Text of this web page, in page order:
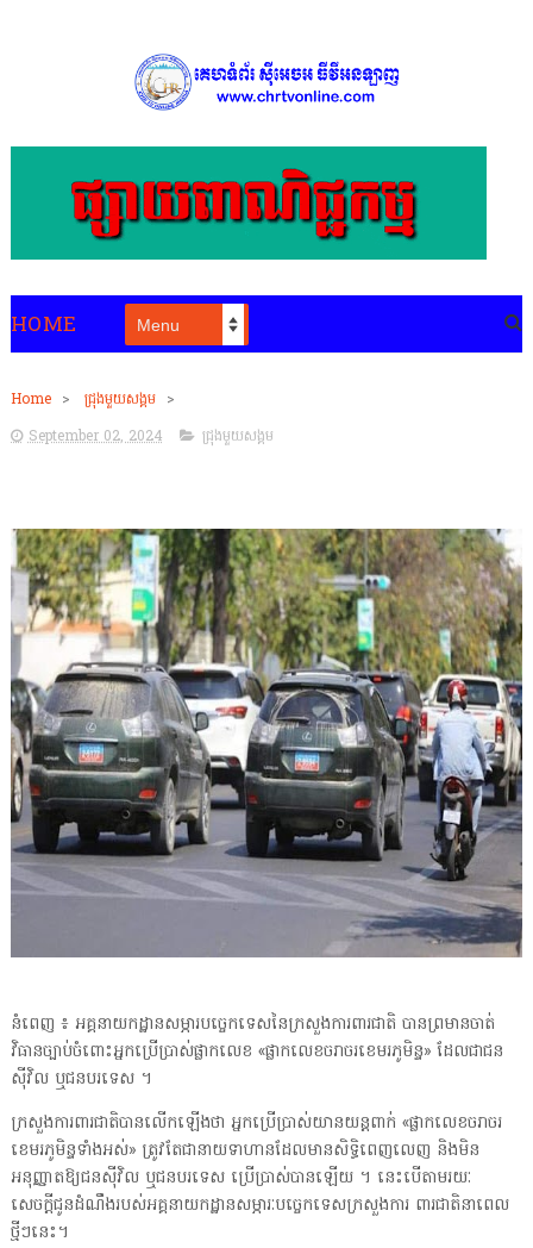
HOME
Home > ជ្រុងមួយសង្គម >
September 02, 2024
ជ្រុងមួយសង្គម
នំពេញ ៖ អគ្គនាយកដ្ឋានសម្ភារបច្ចេកទេសនៃក្រសួងការពារជាតិ បានព្រមានចាត់
វិធានច្បាប់ចំពោះអ្នកប្រើប្រាស់ផ្លាកលេខ «ផ្លាកលេខចរាចរខេមរភូមិន្ទ» ដែលជាជន
ស៊ីវិល ឬជនបរទេស ។
ក្រសួងការពារជាតិបានលើកឡើងថា អ្នកប្រើប្រាស់យានយន្តពាក់ «ផ្លាកលេខចរាចរ
ខេមរភូមិន្ទទាំងអស់» ត្រូវតែជានាយទាហានដែលមានសិទ្ធិពេញលេញ និងមិន
អនុញ្ញាតឱ្យជនស៊ីវិល ឬជនបរទេស ប្រើប្រាស់បានឡើយ ។ នេះបើតាមរយៈ
សេចក្ដីជូនដំណឹងរបស់អគ្គនាយកដ្ឋានសម្ភារៈបច្ចេកទេសក្រសួងការ ពារជាតិនាពេល
ថ្មីៗនេះ។